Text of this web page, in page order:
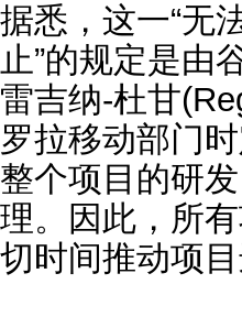
据悉，这一“无
止”的规定是由
雷吉纳-杜甘
罗拉移动部门
整个项目的研
理。因此，所
切时间推动项目